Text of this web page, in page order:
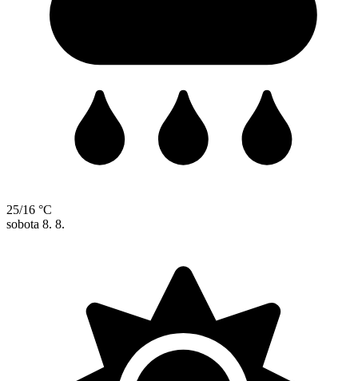
25/16 °C
sobota 8. 8.